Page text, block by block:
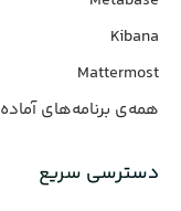
Kibana
Mattermost
همه‌ی برنامه‌های آماده
دسترسی سریع